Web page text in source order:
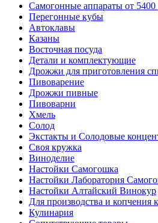
Самогонные аппараты от 5400
Перегонные кубы
Автоклавы
Казаны
Восточная посуда
Детали и комплектующие
Дрожжи для приготовления
Пивоварение
Дрожжи пивные
Пивоварни
Хмель
Солод
Экстакты и Солодовые
Своя кружка
Виноделие
Настойки Самогошка
Настойки Лаборатория
Настойки Алтайский Винокур
Для производства и копчения
Кулинария